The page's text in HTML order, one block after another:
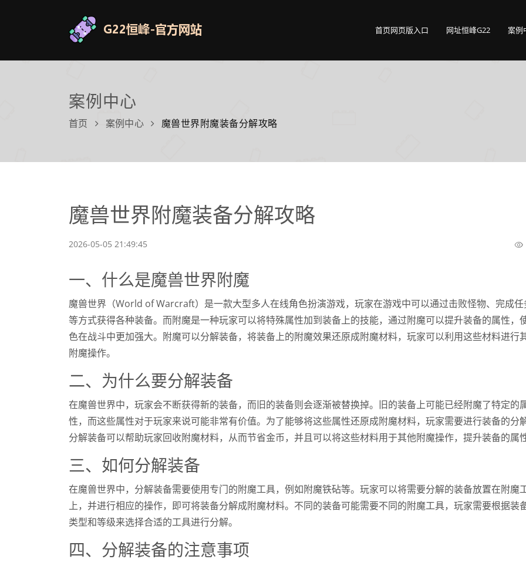
首页网页版入口 网址恒峰G22 案例
案例中心
首页 案例中心 魔兽世界附魔装备分解攻略
魔兽世界附魔装备分解攻略
2026-05-05 21:49:45
一、什么是魔兽世界附魔
魔兽世界（World of Warcraft）是一款大型多人在线角色扮演游戏，玩家在游戏中可以通过击败怪物、完成任
等方式获得各种装备。而附魔是一种玩家可以将特殊属性加到装备上的技能，通过附魔可以提升装备的属性，
色在战斗中更加强大。附魔可以分解装备，将装备上的附魔效果还原成附魔材料，玩家可以利用这些材料进行
附魔操作。
二、为什么要分解装备
在魔兽世界中，玩家会不断获得新的装备，而旧的装备则会逐渐被替换掉。旧的装备上可能已经附魔了特定的
性，而这些属性对于玩家来说可能非常有价值。为了能够将这些属性还原成附魔材料，玩家需要进行装备的分解
分解装备可以帮助玩家回收附魔材料，从而节省金币，并且可以将这些材料用于其他附魔操作，提升装备的属性
三、如何分解装备
在魔兽世界中，分解装备需要使用专门的附魔工具，例如附魔铁砧等。玩家可以将需要分解的装备放置在附魔
上，并进行相应的操作，即可将装备分解成附魔材料。不同的装备可能需要不同的附魔工具，玩家需要根据装
类型和等级来选择合适的工具进行分解。
四、分解装备的注意事项